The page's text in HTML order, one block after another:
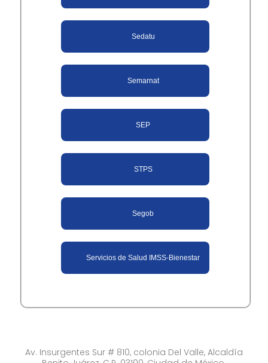
Sedatu
Semarnat
SEP
STPS
Segob
Servicios de Salud IMSS-Bienestar
Av. Insurgentes Sur # 810, colonia Del Valle, Alcaldía